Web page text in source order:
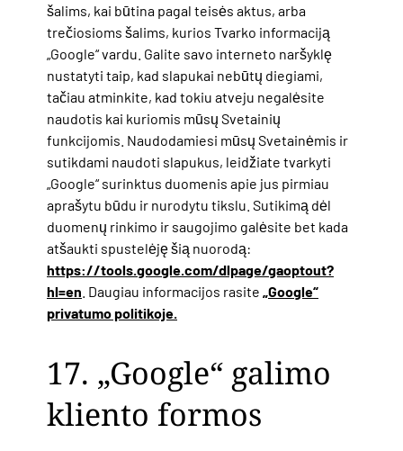
šalims, kai būtina pagal teisės aktus, arba
trečiosioms šalims, kurios Tvarko informaciją
„Google“ vardu. Galite savo interneto naršyklę
nustatyti taip, kad slapukai nebūtų diegiami,
tačiau atminkite, kad tokiu atveju negalėsite
naudotis kai kuriomis mūsų Svetainių
funkcijomis. Naudodamiesi mūsų Svetainėmis ir
sutikdami naudoti slapukus, leidžiate tvarkyti
„Google“ surinktus duomenis apie jus pirmiau
aprašytu būdu ir nurodytu tikslu. Sutikimą dėl
duomenų rinkimo ir saugojimo galėsite bet kada
atšaukti spustelėję šią nuorodą:
https://tools.google.com/dlpage/gaoptout?
hl=en . Daugiau informacijos rasite „Google“
privatumo politikoje.
17. „Google“ galimo
kliento formos